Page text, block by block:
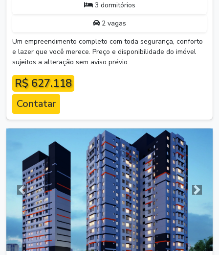
3 dormitórios
2 vagas
Um empreendimento completo com toda segurança, conforto
e lazer que você merece. Preço e disponibilidade do imóvel
sujeitos a alteração sem aviso prévio.
R$ 627.118
Contatar
Anterior